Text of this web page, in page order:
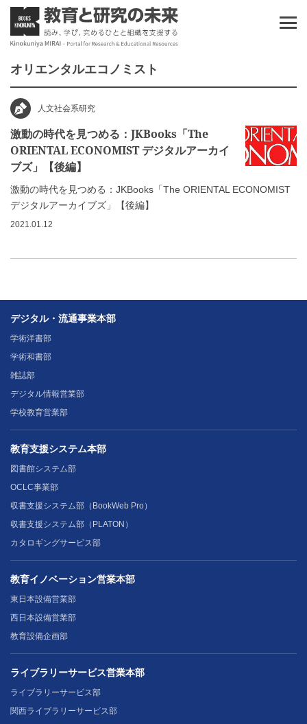
オリエンタルエコノミスト
人文社会系研究
激動の時代を見つめる：JKBooks「The
ORIENTAL ECONOMIST デジタルアーカイ
ブズ」【後編】
激動の時代を見つめる：JKBooks「The ORIENTAL ECONOMIST
デジタルアーカイブズ」【後編】
2021.01.12
デジタル・流通事業本部
学術洋書部
学術和書部
雑誌部
デジタル情報営業部
学校教育営業部
教育支援システム本部
図書館システム部
OCLC事業部
収書支援システム部（BookWeb Pro）
収書支援システム部（PLATON）
カタロギングサービス部
教育イノベーション営業本部
東日本設備営業部
西日本設備営業部
教育設備企画部
ライブラリーサービス営業本部
ライブラリーサービス部
関西ライブラリーサービス部